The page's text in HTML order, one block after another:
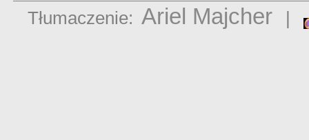
Tłumaczenie: Ariel Majcher |